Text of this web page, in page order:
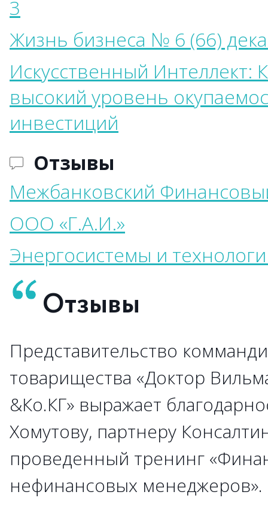
3
Жизнь бизнеса № 6 (66)
Искусственный Интеллект:
высокий уровень
инвестиций
Отзывы
Межбанковский
ООО «Г.А.И.»
Энергосистемы и
Отзывы
Представительство
товарищества «Доктор
&Ко.КГ» выражает
Хомутову, партнеру
проведенный тренинг
нефинансовых
→
→
→
→
→
→
→
→
→
→
→
→
→
→
→
→
→
→
→
→
→
→
→
→
→
→
→
→
→